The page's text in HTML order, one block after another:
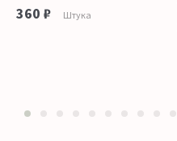
360 ₽ Штука